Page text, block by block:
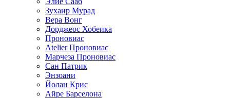
Зухаир Мурад
Вера Вонг
Дорджеос Хобеика
Проновиас
Atelier Проновиас
Марчеза Проновиас
Сан Патрик
Энзоани
Йолан Крис
Айре Барселона